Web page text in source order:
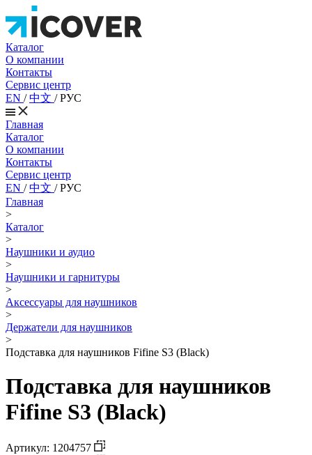
Каталог
О компании
Контакты
Сервис центр
EN /中文 /РУС
Главная
Каталог
О компании
Контакты
Сервис центр
EN /中文 /РУС
Главная
>
Каталог
>
Наушники и аудио
>
Наушники и гарнитуры
>
Аксессуары для наушников
>
Держатели для наушников
>
Подставка для наушников Fifine S3 (Black)
Подставка для наушников
Fifine S3 (Black)
Артикул: 1204757